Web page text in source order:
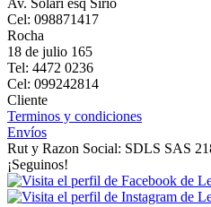
Av. Solari esq Sirio
Cel: 098871417
Rocha
18 de julio 165
Tel: 4472 0236
Cel: 099242814
Cliente
Terminos y condiciones
Envíos
Rut y Razon Social: SDLS SAS
¡Seguinos!